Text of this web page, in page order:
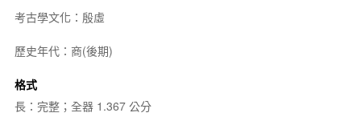
考古學文化：殷虛
歷史年代：商(後期)
格式
長：完整；全器 1.367 公分